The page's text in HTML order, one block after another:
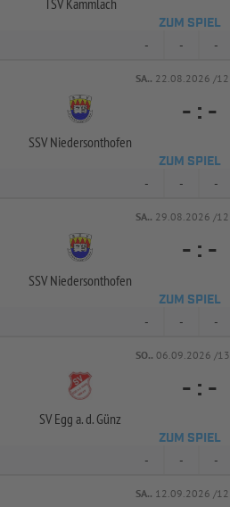
TSV Kammlach
ZUM SPIEL
- - -
SA.. 22.08.2026 /
SSV Niedersonthofen
- : -
ZUM SPIEL
- - -
SA.. 29.08.2026 /
SSV Niedersonthofen
- : -
ZUM SPIEL
- - -
SO.. 06.09.2026 /
SV Egg a. d. Günz
- : -
ZUM SPIEL
- - -
SA.. 12.09.2026 /